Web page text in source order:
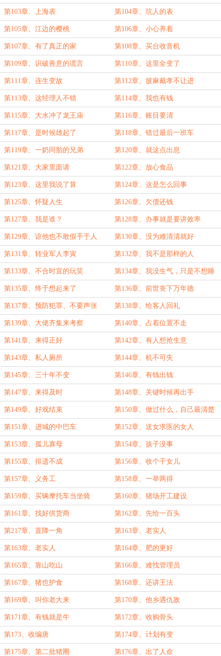
第103章、上海表 第104章、坑人的表
第105章、江边的樱桃 第106章、小心养着
第107章、有了真正的家 第108章、买台收音机
第109章、识破善意的谎言 第110章、这里全变了
第111章、连生变故 第112章、披麻戴孝不让进
第113章、这经理人不错 第114章、我也有钱
第115章、大水冲了龙王庙 第116章、账目要清
第117章、是时候雄起了 第118章、错过最后一班车
第119章、一奶同胎的兄弟 第120章、就这点出息
第121章、大家里面请 第122章、放心食品
第123章、这里我说了算 第124章、这是怎么回事
第125章、怀疑人生 第126章、欠债还钱
第127章、我是谁？ 第128章、办事就是要讲效率
第129章、谅他也不敢假手于人 第130章、没为难清清就好
第131章、转业军人李寅 第132章、我不是那样的人
第133章、不合时宜的玩笑 第134章、我没生气，只是不想睡
第135章、终于想起来了 第136章、前世丧下万年德
第137章、预防犯罪、不要声张 第138章、给客人回礼
第139章、大佬齐集来考察 第140章、占着位置不走
第141章、来得正好 第142章、有人想抢生意
第143章、私人厕所 第144章、机不可失
第145章、三十年不变 第146章、有钱出钱
第147章、来得及时 第148章、关键时候再出手
第149章、好戏结束 第150章、做过什么，自己最清楚
第151章、进城的中巴车 第152章、送女求医的女人
第153章、孤儿寡母 第154章、孩子没事
第155章、排遗不成 第156章、收个干女儿
第157章、义务工 第158章、一举两得
第159章、买辆摩托车当坐骑 第160章、猪场开工建设
第161章、找好供货商 第162章、先给一百头
第217章、直降一角 第163章、老实人
第163章、老实人 第164章、肥的更好
第165章、靠山吃山 第166章、难找管理员
第167章、猪也护食 第168章、还讲王法
第169章、叫你老大来 第170章、他乡遇仇敌
第171章、有钱就是牛 第172章、收购骨头
第173、收编唐 第174章、计划有变
第175章、第二批猪圈 第176章、出了人命